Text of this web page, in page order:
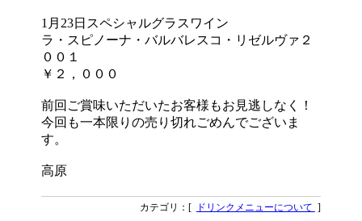
1月23日スペシャルグラスワイン
ラ・スピノーナ・バルバレスコ・リゼルヴァ２
００１
￥２，０００
前回ご賞味いただいたお客様もお見逃しなく！
今回も一本限りの売り切れごめんでございま
す。
高原
カテゴリ：[ ドリンクメニューについて ]